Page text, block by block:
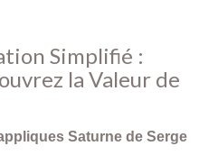
Simplifié :
la Valeur de
Saturne de Serge